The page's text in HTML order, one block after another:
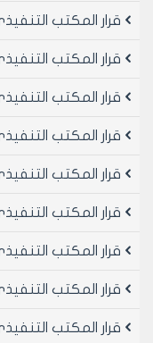
رئيس
الدكتور
قرار المكتب التنفيذي
قرار المكتب التنفيذي
قرار المكتب التنفيذي
قرار المكتب التنفيذي
قرار المكتب التنفيذي
قرار المكتب التنفيذي
قرار المكتب التنفيذي
قرار المكتب التنفيذي
قرار المكتب التنفيذي